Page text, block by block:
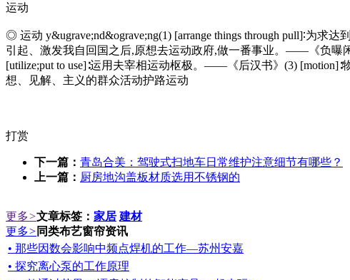
运动
◎ 运动 y&ugrave;nd&ograve;ng(1) [arrange things through pull]∶为求
引起、激发我自回国之后,原想去运动政府,做一番事业。——《负曝
[utilize;put to use]∶运用夫宰相运动枢极。——《后汉书》(3)
想、见解、主义的群众活动护路运动
打赏
下一篇： 青岛合美：驾驶式扫地车日常维护注意细节有哪些？
上一篇： 厨房地沟盖板材质选用不锈钢的
更多>文章标签： 家居 建材
更多> 同类布艺窗帘资讯
• 那些因数会影响中频点焊机的工作—苏州安嘉
• 探究离心泵的工作原理